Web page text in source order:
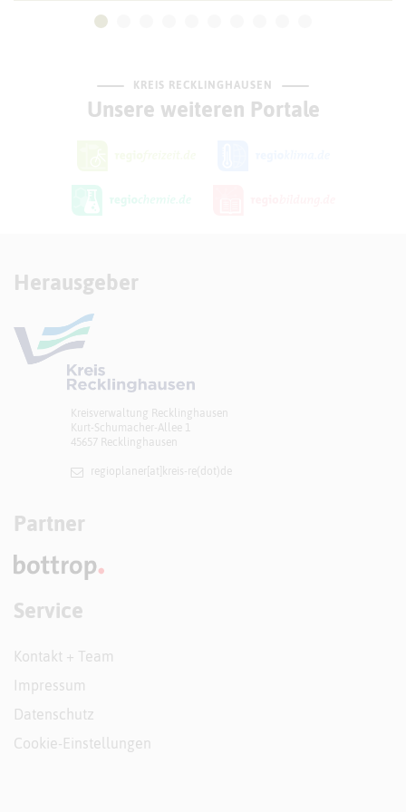
KREIS RECKLINGHAUSEN
Unsere weiteren Portale
Herausgeber
Kreisverwaltung Recklinghausen
Kurt-Schumacher-Allee 1
45657 Recklinghausen
regioplaner[at]​kreis-re(dot)de
Partner
Service
Kontakt + Team
Impressum
Datenschutz
Cookie-Einstellungen